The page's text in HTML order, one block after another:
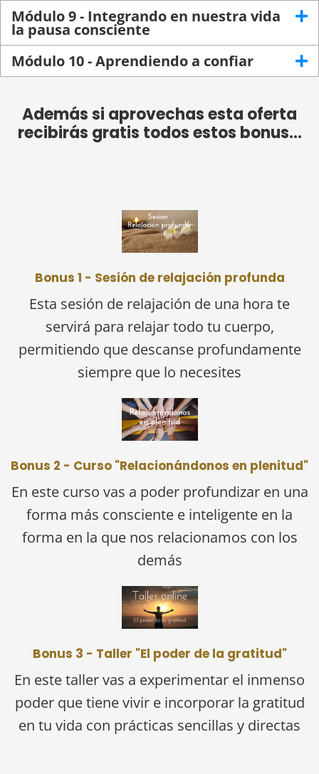
Módulo 9 - Integrando en nuestra vida
la pausa consciente
Módulo 10 - Aprendiendo a confiar
Además si aprovechas esta oferta
recibirás gratis todos estos bonus...
Bonus 1 - Sesión de relajación profunda
Esta sesión de relajación de una hora te
servirá para relajar todo tu cuerpo,
permitiendo que descanse profundamente
siempre que lo necesites
Bonus 2 - Curso "Relacionándonos en plenitud"
En este curso vas a poder profundizar en una
forma más consciente e inteligente en la
forma en la que nos relacionamos con los
demás
Bonus 3 - Taller "El poder de la gratitud"
En este taller vas a experimentar el inmenso
poder que tiene vivir e incorporar la gratitud
en tu vida con prácticas sencillas y directas